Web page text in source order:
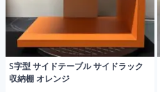
S字型 サイドテーブル サイドラック
収納棚 オレンジ